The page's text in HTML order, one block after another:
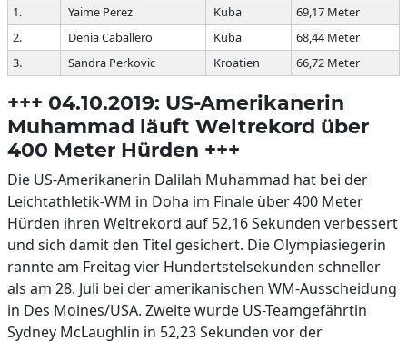
1.
Yaime Perez Kuba
69,17 Meter
2.
Denia Caballero Kuba
68,44 Meter
3.
Sandra Perkovic Kroatien 66,72 Meter
+++ 04.10.2019: US-Amerikanerin
Muhammad läuft Weltrekord über
400 Meter Hürden +++
Die US-Amerikanerin Dalilah Muhammad hat bei der
Leichtathletik-WM in Doha im Finale über 400 Meter
Hürden ihren Weltrekord auf 52,16 Sekunden verbessert
und sich damit den Titel gesichert. Die Olympiasiegerin
rannte am Freitag vier Hundertstelsekunden schneller
als am 28. Juli bei der amerikanischen WM-Ausscheidung
in Des Moines/USA. Zweite wurde US-Teamgefährtin
Sydney McLaughlin in 52,23 Sekunden vor der